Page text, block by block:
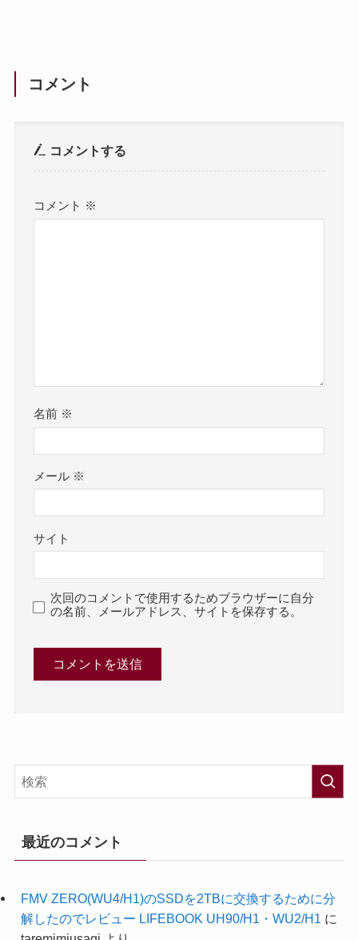
コメント
コメントする
コメント ※
名前 ※
メール ※
サイト
次回のコメントで使用するためブラウザーに自分
の名前、メールアドレス、サイトを保存する。
最近のコメント
FMV ZERO(WU4/H1)のSSDを2TBに交換するために分
解したのでレビュー LIFEBOOK UH90/H1・WU2/H1 に